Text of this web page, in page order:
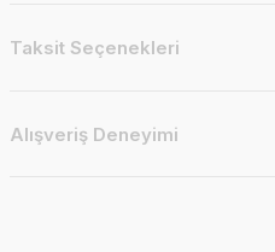
Taksit Seçenekleri
Alışveriş Deneyimi